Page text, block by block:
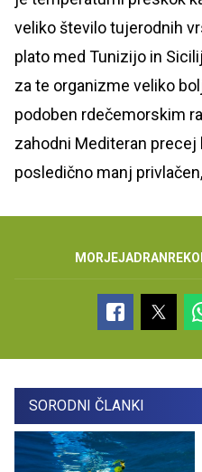
veliko število tujerodnih
plato med Tunizijo in
za te organizme veliko
podoben rdečemorskim
zahodni Mediteran precej
posledično manj
MORJEJADRAN
SORODNI ČLANKI